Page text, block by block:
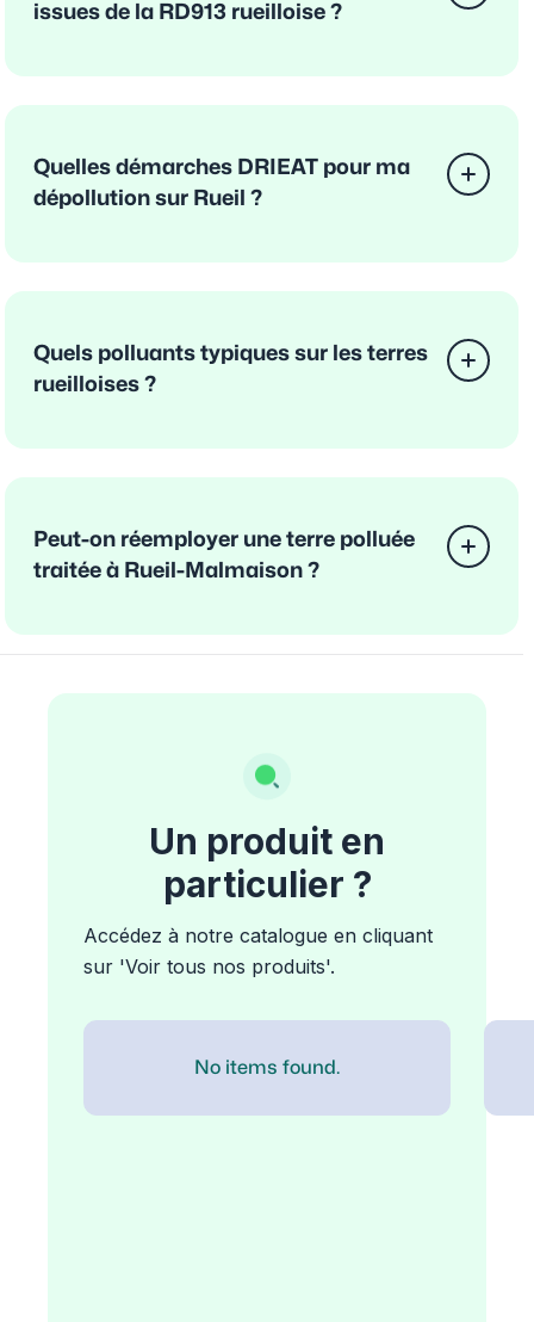
issues de la RD913 rueilloise ?
Quelles démarches DRIEAT pour ma
dépollution sur Rueil ?
Quels polluants typiques sur les terres
rueilloises ?
Peut-on réemployer une terre polluée
traitée à Rueil-Malmaison ?
Un produit en
particulier ?
Accédez à notre catalogue en cliquant
sur 'Voir tous nos produits'.
No items found.